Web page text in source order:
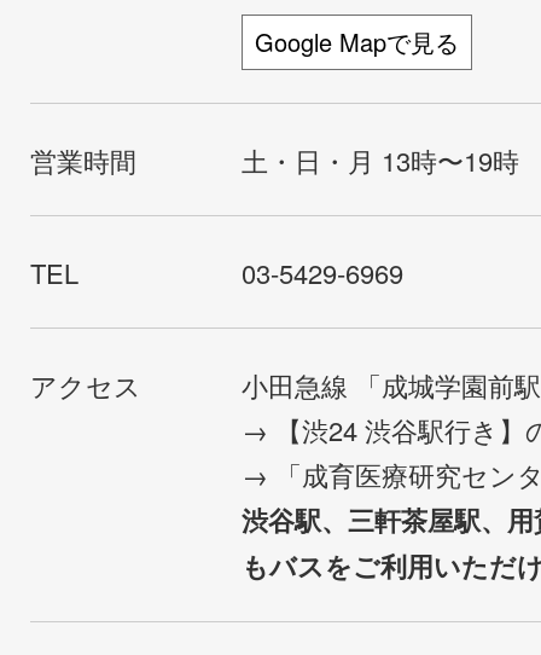
Google Mapで見る
営業時間 土・日・月 13時〜19時
TEL 03-5429-6969
アクセス
小田急線 「成城学園前
→ 【渋24 渋谷駅行き】
→ 「成育医療研究セン
渋谷駅、三軒茶屋駅、
もバスをご利用いただ